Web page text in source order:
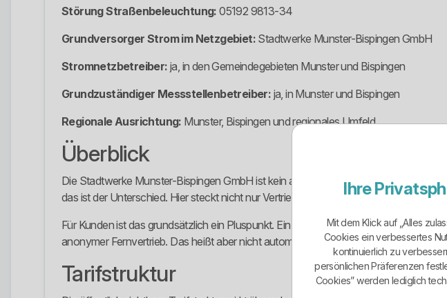
Störung Straßenbeleuchtung: 05192 9813-34
Grundversorger Strom im Netzgebiet: Stadtwerke Munster-Bispingen GmbH
Stromnetzbetreiber: ja, in den Gemeindegebieten Munster und Bispingen
Grundzuständiger Messstellenbetreiber: ja, in Munster und Bispingen
Regionale Ausrichtung: Munster, Bispingen und regionales Umfeld
Überblick
Die Stadtwerke Munster-Bispingen GmbH ist kein austauschbarer Stromverkäufer
das ist der Unterschied. Hier steckt nicht nur Vertrieb dahinter, sondern auch echte
Für Kunden ist das grundsätzlich ein Pluspunkt. Ein Anbieter mit regionalem
anonymer Fernvertrieb. Das heißt aber nicht automatisch, dass jeder Tarif gut ist.
Tarifstruktur
Ihre
Mit dem Klick auf „Alles
Cookies ein verbessertes
kontinuierlich zu
persönlichen Präferenzen
Cookies” werden lediglich